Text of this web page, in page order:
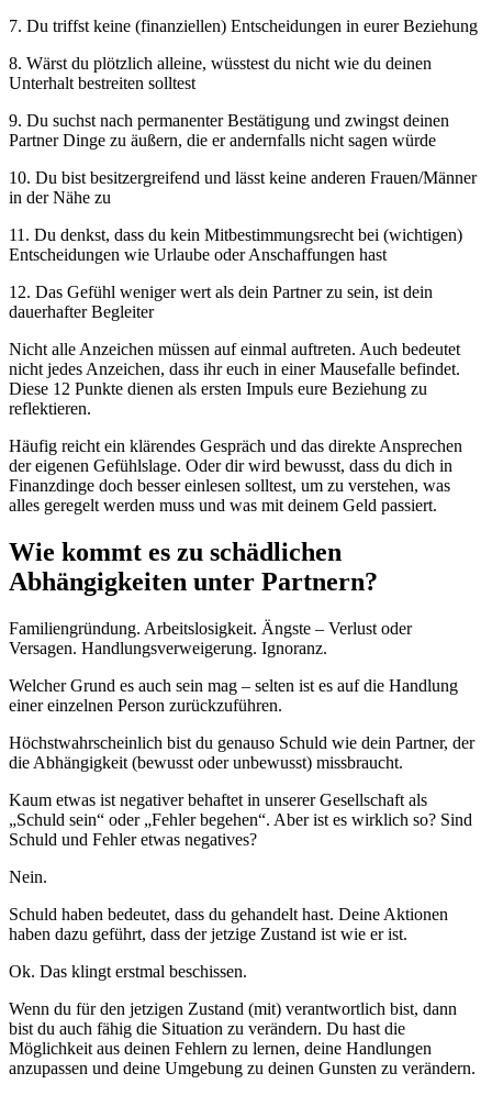
7. Du triffst keine (finanziellen) Entscheidungen in eurer Beziehung
8. Wärst du plötzlich alleine, wüsstest du nicht wie du deinen
Unterhalt bestreiten solltest
9. Du suchst nach permanenter Bestätigung und zwingst deinen
Partner Dinge zu äußern, die er andernfalls nicht sagen würde
10. Du bist besitzergreifend und lässt keine anderen Frauen/Männer
in der Nähe zu
11. Du denkst, dass du kein Mitbestimmungsrecht bei (wichtigen)
Entscheidungen wie Urlaube oder Anschaffungen hast
12. Das Gefühl weniger wert als dein Partner zu sein, ist dein
dauerhafter Begleiter
Nicht alle Anzeichen müssen auf einmal auftreten. Auch bedeutet
nicht jedes Anzeichen, dass ihr euch in einer Mausefalle befindet.
Diese 12 Punkte dienen als ersten Impuls eure Beziehung zu
reflektieren.
Häufig reicht ein klärendes Gespräch und das direkte Ansprechen
der eigenen Gefühlslage. Oder dir wird bewusst, dass du dich in
Finanzdinge doch besser einlesen solltest, um zu verstehen, was
alles geregelt werden muss und was mit deinem Geld passiert.
Wie kommt es zu schädlichen
Abhängigkeiten unter Partnern?
Familiengründung. Arbeitslosigkeit. Ängste – Verlust oder
Versagen. Handlungsverweigerung. Ignoranz.
Welcher Grund es auch sein mag – selten ist es auf die Handlung
einer einzelnen Person zurückzuführen.
Höchstwahrscheinlich bist du genauso Schuld wie dein Partner, der
die Abhängigkeit (bewusst oder unbewusst) missbraucht.
Kaum etwas ist negativer behaftet in unserer Gesellschaft als
„Schuld sein“ oder „Fehler begehen“. Aber ist es wirklich so? Sind
Schuld und Fehler etwas negatives?
Nein.
Schuld haben bedeutet, dass du gehandelt hast. Deine Aktionen
haben dazu geführt, dass der jetzige Zustand ist wie er ist.
Ok. Das klingt erstmal beschissen.
Wenn du für den jetzigen Zustand (mit) verantwortlich bist, dann
bist du auch fähig die Situation zu verändern. Du hast die
Möglichkeit aus deinen Fehlern zu lernen, deine Handlungen
anzupassen und deine Umgebung zu deinen Gunsten zu verändern.